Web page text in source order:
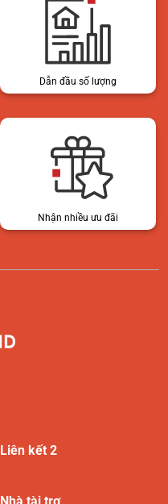
Dẫn đầu số lượng
Nhận nhiều ưu đãi
Liên kết 2